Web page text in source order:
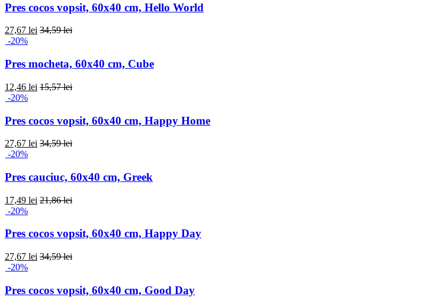
Pres cocos vopsit, 60x40 cm, Hello World
27,67 lei 34,59 lei
-20%
Pres mocheta, 60x40 cm, Cube
12,46 lei 15,57 lei
-20%
Pres cocos vopsit, 60x40 cm, Happy Home
27,67 lei 34,59 lei
-20%
Pres cauciuc, 60x40 cm, Greek
17,49 lei 21,86 lei
-20%
Pres cocos vopsit, 60x40 cm, Happy Day
27,67 lei 34,59 lei
-20%
Pres cocos vopsit, 60x40 cm, Good Day